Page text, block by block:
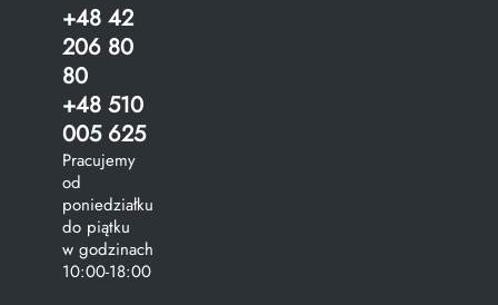
+48 42
206 80
80
+48 510
005 625
Pracujemy
od
poniedziałku
do piątku
w godzinach
10:00-18:00